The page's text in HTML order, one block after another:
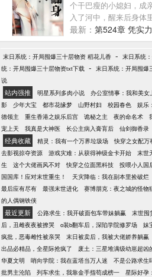
个干巴瘦的小媳妇，成
入了河中，醒来后身体
夫妻二人开启了一段鸡
最新： 第524章 凭实
末日系统：开局囤爆三十层物资 稻花儿香 - 末日系统
统：开局囤爆三十层物资txt下载 - 末日系统：开局囤爆
说
站内强推 明星系列多肉小说 办公室情事：我和美女
影
少年大宝 都市花缘梦 山野村妇 校园春色 娱乐
德领主
重生香港之娱乐后宫 诡秘之主 夜的命名术
宠上天
我真是大神医 长公主病入膏肓后 仙剑御香录
经典收藏 精灵：我有一个万界垃圾场 快穿之女配万
去影视掠夺资源
游戏灾难：从获得神级金卡开始 末世
生
这个大佬画风不对 快穿之位面黑科技 投喂小人国
国国库！应对末世重生！
天灾降临：我在副本里捡破烂
最后应有尽有
最强末世进化 赛博朋克：夜之城的怪物
的人偶钢铁侠
最近更新 公路求生：我开破面包车带妹躺赢 末世囤
后，丑雌夜夜被撩哭
o装b翻车后，深陷学院修罗场 妹
疯批，恶毒雌性被亲哭
末日被卖后，我被大佬娇养躺赢
出品必精品，全星际抢疯了
废土：三星堆满级幼崽超凶
华夏文明
哨向学院：我在蓝塔当万人迷 不是公路求生
批男主沦陷
列车求生，我靠金手指苟成榜一 星际好孕